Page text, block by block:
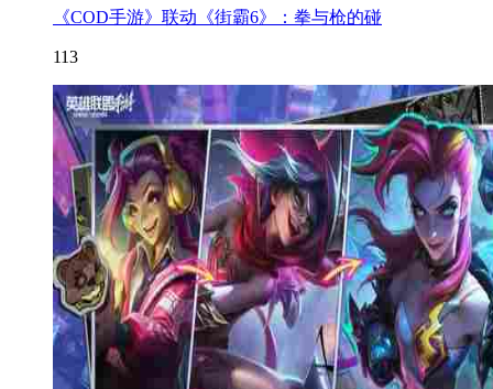
《COD手游》联动《街霸6》：拳与枪的碰
113